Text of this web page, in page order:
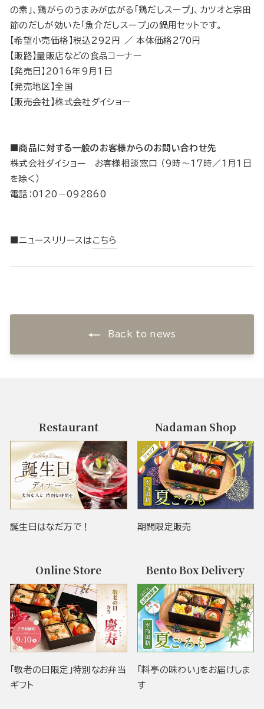
の素」、鶏がらのうまみが広がる「鶏だしスープ」、カツオと宗田
節のだしが効いた「魚介だしスープ」の鍋用セットです。
【希望小売価格】税込292円 ／ 本体価格270円
【販路】量販店などの食品コーナー
【発売日】2016年9月1日
【発売地区】全国
【販売会社】株式会社ダイショー
■商品に対する一般のお客様からのお問い合わせ先
株式会社ダイショー お客様相談窓口 （9時〜17時／1月1日
を除く）
電話：0120－092860
■ニュースリリースは こちら
Back to news
Restaurant
誕生日はなだ万で！
Nadaman Shop
期間限定販売
Online Store
「敬老の日限定」特別なお弁当
ギフト
Bento Box Delivery
「料亭の味わい」をお届けしま
す